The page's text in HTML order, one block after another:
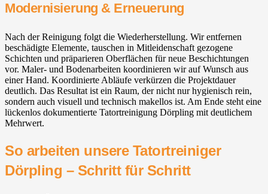
Modernisierung & Erneuerung
Nach der Reinigung folgt die Wiederherstellung. Wir entfernen
beschädigte Elemente, tauschen in Mitleidenschaft gezogene
Schichten und präparieren Oberflächen für neue Beschichtungen
vor. Maler- und Bodenarbeiten koordinieren wir auf Wunsch aus
einer Hand. Koordinierte Abläufe verkürzen die Projektdauer
deutlich. Das Resultat ist ein Raum, der nicht nur hygienisch rein,
sondern auch visuell und technisch makellos ist. Am Ende steht eine
lückenlos dokumentierte Tatortreinigung Dörpling mit deutlichem
Mehrwert.
So arbeiten unsere Tatortreiniger
Dörpling – Schritt für Schritt